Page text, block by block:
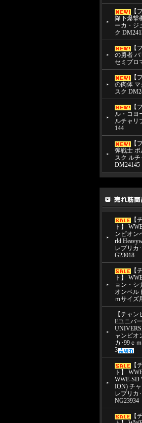
【
降下爆撃
ーカ・ジ
ク
【
の勇者 バ
セミプロ
【
の肉体 マ
スク
【
ル・コヨ
ルチャリ
144
【
弾戦士 ポ
スク ル
DM24145
【
ト】
ンピオン
rld
レプリ
G23018
【
ト】
ョン・
オンベル
ｍサイ
【チャ
Eユニバ
ャンピ
カ･99ｃ
3
【
ト】
WWE-SD
ION) チ
レプリカ
NG23934
【